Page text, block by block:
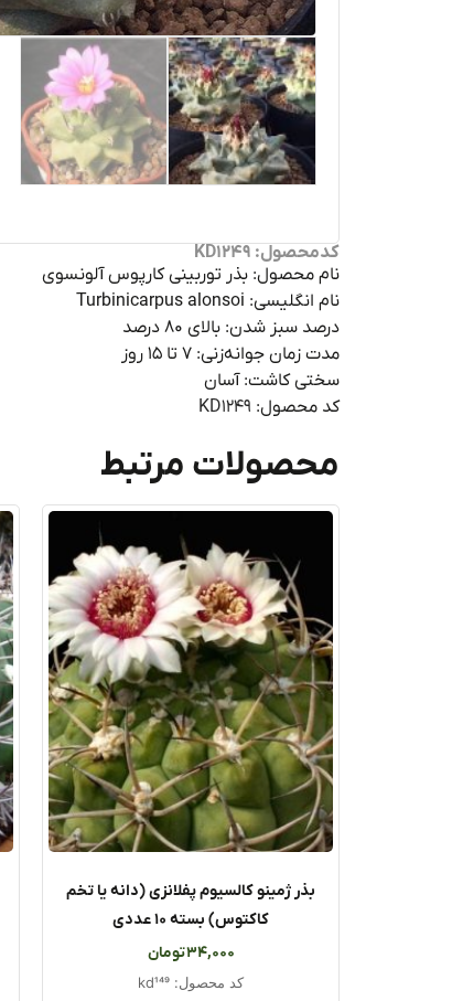
کدمحصول: KD1249
نام محصول: بذر توربینی کارپوس آلونسوی
نام انگلیسی: Turbinicarpus alonsoi
درصد سبز شدن: بالای ۸۰ درصد
مدت زمان جوانه‌زنی: ۷ تا ۱۵ روز
سختی کاشت: آسان
کد محصول: KD1249
محصولات مرتبط
بذر ژمینو کالسیوم پفلانزی (دانه یا تخم
کاکتوس) بسته ۱۰ عددی
34,000تومان
کد محصول: kd149